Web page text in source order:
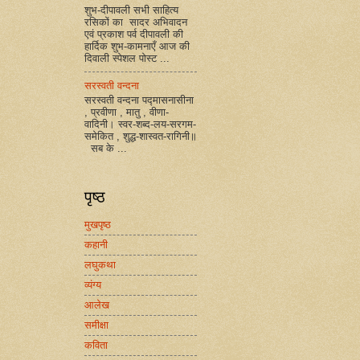
शुभ-दीपावली सभी साहित्य
रसिकों का सादर अभिवादन
एवं प्रकाश पर्व दीपावली की
हार्दिक शुभ-कामनाएँ आज की
दिवाली स्पेशल पोस्ट ...
सरस्वती वन्दना
सरस्वती वन्दना पद्मासनासीना
, प्रवीणा , मातु , वीणा-
वादिनी। स्वर-शब्द-लय-सरगम-
समेकित , शुद्ध-शास्वत-रागिनी॥
सब के ...
पृष्ठ
मुखपृष्ठ
कहानी
लघुकथा
व्यंग्य
आलेख
समीक्षा
कविता